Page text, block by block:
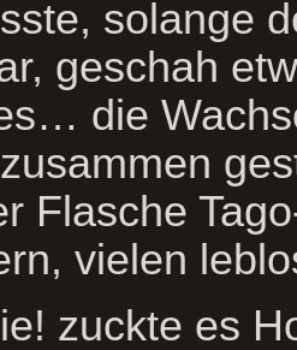
solange
geschah
die
Flasche
vielen
zuckte es